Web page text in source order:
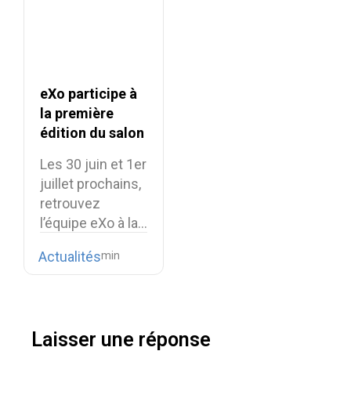
eXo participe à
la première
édition du salon
Numérique
Les 30 juin et 1er
juillet prochains,
retrouvez
l’équipe eXo à la…
Actualités
Laisser une réponse